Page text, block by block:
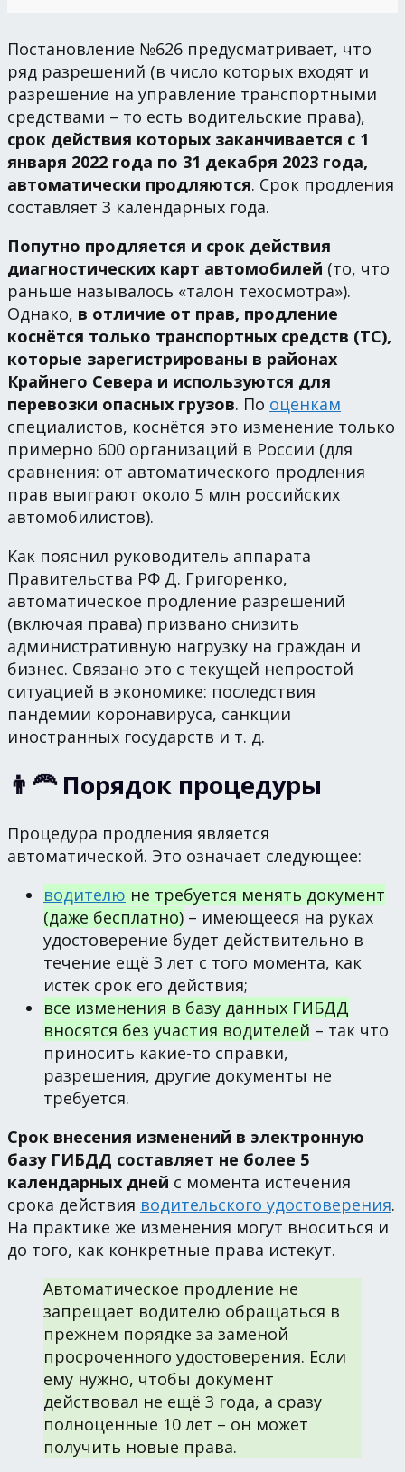
Постановление №626 предусматривает, что
ряд разрешений (в число которых входят и
разрешение на управление транспортными
средствами – то есть водительские права),
срок действия которых заканчивается с 1
января 2022 года по 31 декабря 2023 года,
автоматически продляются. Срок продления
составляет 3 календарных года.
Попутно продляется и срок действия
диагностических карт автомобилей (то, что
раньше называлось «талон техосмотра»).
Однако, в отличие от прав, продление
коснётся только транспортных средств (ТС),
которые зарегистрированы в районах
Крайнего Севера и используются для
перевозки опасных грузов. По оценкам
специалистов, коснётся это изменение только
примерно 600 организаций в России (для
сравнения: от автоматического продления
прав выиграют около 5 млн российских
автомобилистов).
Как пояснил руководитель аппарата
Правительства РФ Д. Григоренко,
автоматическое продление разрешений
(включая права) призвано снизить
административную нагрузку на граждан и
бизнес. Связано это с текущей непростой
ситуацией в экономике: последствия
пандемии коронавируса, санкции
иностранных государств и т. д.
👨‍🦰 Порядок процедуры
Процедура продления является
автоматической. Это означает следующее:
водителю не требуется менять документ
(даже бесплатно) – имеющееся на руках
удостоверение будет действительно в
течение ещё 3 лет с того момента, как
истёк срок его действия;
все изменения в базу данных ГИБДД
вносятся без участия водителей – так что
приносить какие-то справки,
разрешения, другие документы не
требуется.
Срок внесения изменений в электронную
базу ГИБДД составляет не более 5
календарных дней с момента истечения
срока действия водительского удостоверения.
На практике же изменения могут вноситься и
до того, как конкретные права истекут.
Автоматическое продление не
запрещает водителю обращаться в
прежнем порядке за заменой
просроченного удостоверения. Если
ему нужно, чтобы документ
действовал не ещё 3 года, а сразу
полноценные 10 лет – он может
получить новые права.